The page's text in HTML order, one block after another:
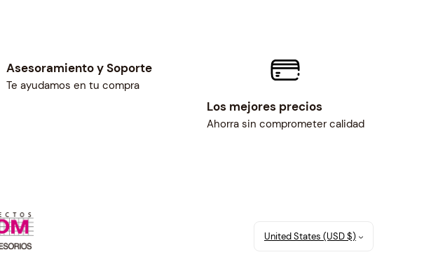
Asesoramiento y Soporte
Te ayudamos en tu compra
Los mejores precios
Ahorra sin comprometer calidad
United States (USD $)